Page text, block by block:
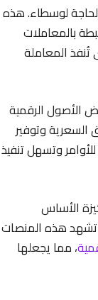
لوسطاء. هذه
بالمعاملات
المعاملة
الأصول الرقمية
السعرية وتوفير
وتسهل تنفيذ
الأساس
تشهد هذه المنصات
، مما يجعلها